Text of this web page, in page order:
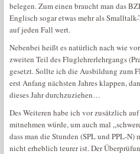
belegen. Zum einen braucht man das
Englisch sogar etwas mehr als
auf jeden Fall wert.
Nebenbei heißt es natürlich nach wie
zweiten Teil des Fluglehrerlehrgangs
gesetzt. Sollte ich die Ausbildung zum
erst Anfang nächsten Jahres klappen,
dieses Jahr durchzuziehen…
Des Weiteren habe ich vor zusätzlich
mitnehmen würde, um auch mal
dass man die Stunden (SPL und PPL-
nicht erheblich teurer ist. Der